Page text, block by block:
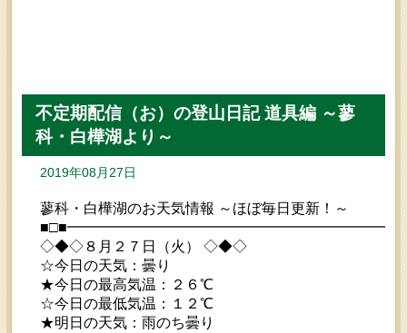
不定期配信（お）の登山日記 道具編 ～蓼
科・白樺湖より～
2019年08月27日
蓼科・白樺湖のお天気情報 ～ほぼ毎日更新！～
◇◆◇８月２７日（火） ◇◆◇
☆今日の天気：曇り
★今日の最高気温：２６℃
☆今日の最低気温：１２℃
★明日の天気：雨のち曇り